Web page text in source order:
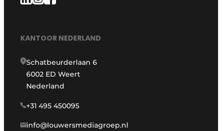
KANTOOR NEDERLAND
Schatbeurderlaan 6
6002 ED Weert
Nederland
+31 495 450095
info@louwersmediagroep.nl